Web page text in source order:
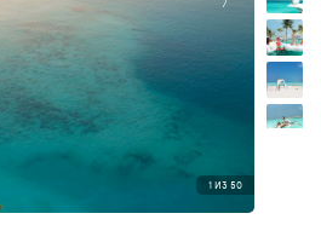
1ИЗ 50